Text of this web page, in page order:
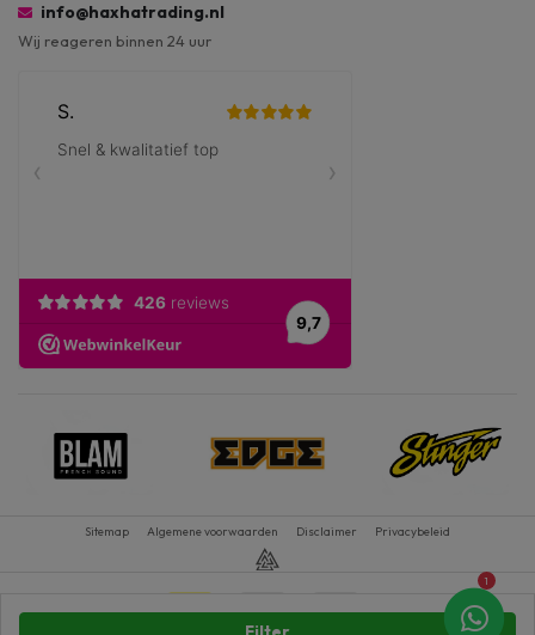
info@haxhatrading.nl
Wij reageren binnen 24 uur
Sitemap Algemene voorwaarden Disclaimer Privacybeleid
1